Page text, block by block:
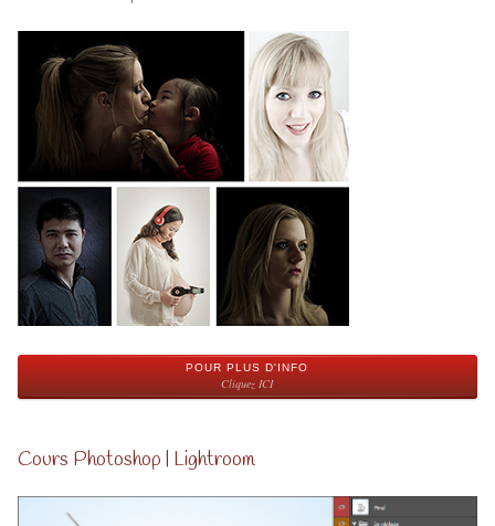
POUR PLUS D'INFO
Cliquez ICI
Cours Photoshop | Lightroom